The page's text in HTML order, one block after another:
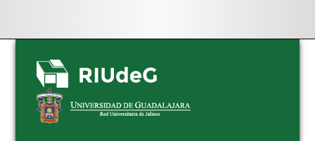
Skip
navigation